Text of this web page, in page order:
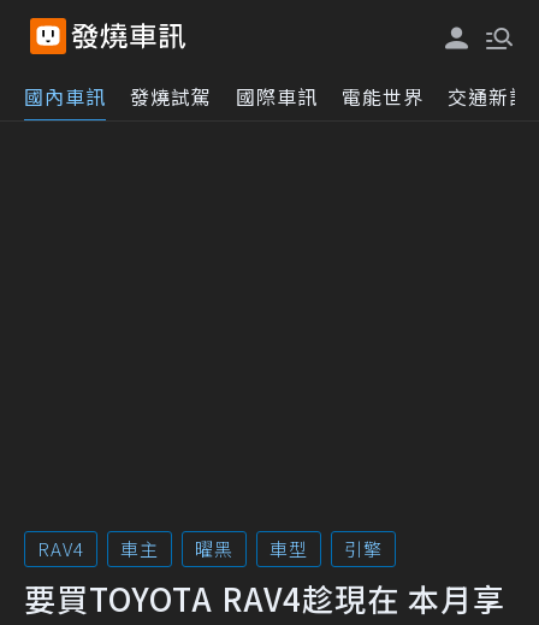
國內車訊 發燒試駕 國際車訊 電能世界 交通新訊
RAV4 車主 曜黑 車型 引擎
要買TOYOTA RAV4趁現在 本月享